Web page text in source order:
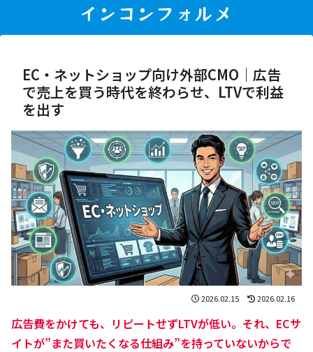
インコンフォルメ
EC・ネットショップ向け外部CMO｜広告
で売上を買う時代を終わらせ、LTVで利益
を出す
2026.02.15 2026.02.16
広告費をかけても、リピートせずLTVが低い。それ、ECサ
イトが”また買いたくなる仕組み”を持っていないからで